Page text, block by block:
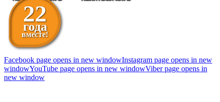
22
года
вместе!
Facebook page opens in new windowInstagram page opens in new
windowYouTube page opens in new windowViber page opens in
new window